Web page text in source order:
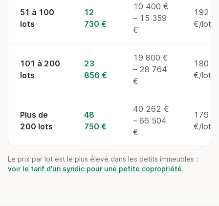
51 à 100
lots
12
730 €
10 400 €
– 15 359
€
192
€/lot/
101 à 200
lots
23
856 €
19 800 €
– 28 764
€
180
€/lot/
Plus de
200 lots
48
750 €
40 262 €
– 66 504
€
179
€/lot/
Le prix par lot est le plus élevé dans les petits immeubles :
voir le tarif d'un syndic pour une petite copropriété.